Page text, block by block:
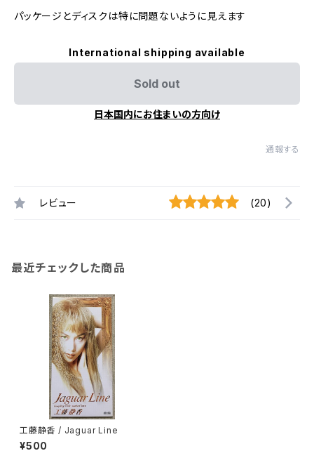
パッケージとディスクは特に問題ないように見えます
International shipping available
Sold out
日本国内にお住まいの方向け
通報する
レビュー (20)
最近チェックした商品
工藤静香 / Jaguar Line
¥500